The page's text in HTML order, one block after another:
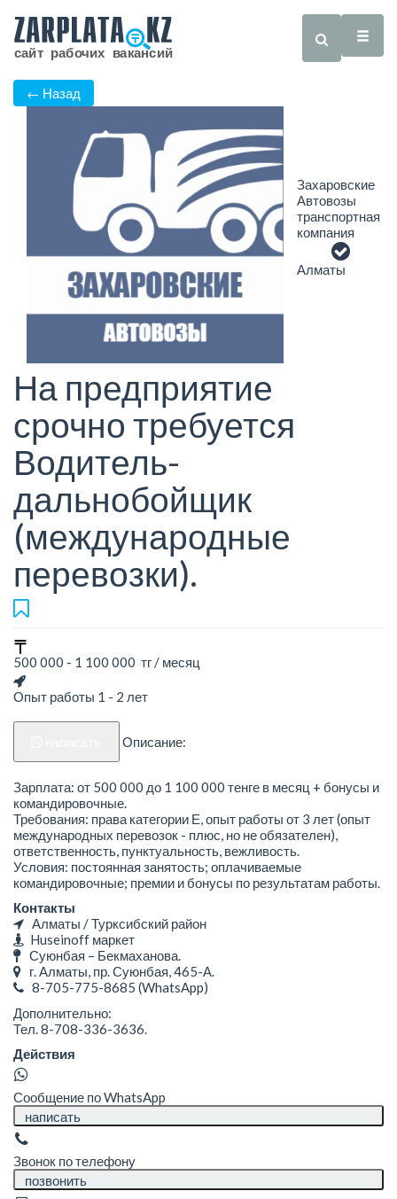
← Назад
Захаровские
Автовозы
транспортная
компания
Алматы
На предприятие
срочно требуется
Водитель-
дальнобойщик
(международные
перевозки).
500 000 - 1 100 000 тг / месяц
Опыт работы 1 - 2 лет
Описание:
Зарплата: от 500 000 до 1 100 000 тенге в месяц + бонусы и
командировочные.
Требования: права категории Е, опыт работы от 3 лет (опыт
международных перевозок - плюс, но не обязателен),
ответственность, пунктуальность, вежливость.
Условия: постоянная занятость; оплачиваемые
командировочные; премии и бонусы по результатам работы.
Контакты
Алматы / Турксибский район
Huseinoff маркет
Суюнбая – Бекмаханова.
г. Алматы, пр. Суюнбая, 465-А.
8-705-775-8685 (WhatsApp)
Дополнительно:
Тел. 8-708-336-3636.
Действия
Сообщение по WhatsApp
написать
Звонок по телефону
позвонить